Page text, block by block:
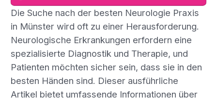
Die Suche nach der besten Neurologie Praxis
in Münster wird oft zu einer Herausforderung.
Neurologische Erkrankungen erfordern eine
spezialisierte Diagnostik und Therapie, und
Patienten möchten sicher sein, dass sie in den
besten Händen sind. Dieser ausführliche
Artikel bietet umfassende Informationen über